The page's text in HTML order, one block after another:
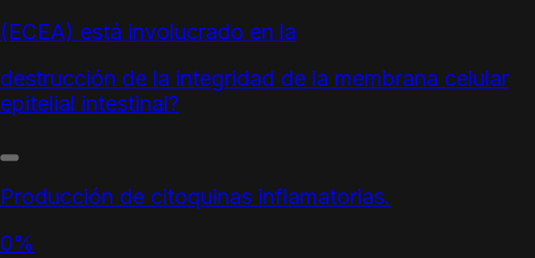
(ECEA) está involucrado en la
destrucción de la integridad de la membrana celular
epitelial intestinal?
Producción de citoquinas inflamatorias.
0%